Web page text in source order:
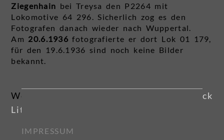
Ziegenhain bei Treysa den P2264 mit
Lokomotive 64 296. Sicherlich zog es den
Fotografen danach wieder nach Wuppertal.
Am 20.6.1936 fotografierte er dort Lok 01 179,
für den 19.6.1936 sind noch keine Bilder
bekannt.
Weiter zu
Literatur
Zurück
IMPRESSUM